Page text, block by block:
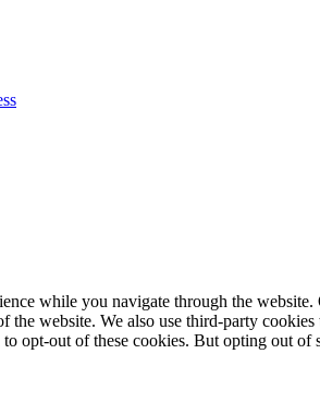
while you navigate through the
website. We also use third-party
opt-out of these cookies. But opting out